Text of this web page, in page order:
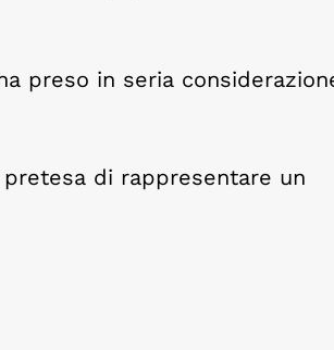
preso in seria
di rappresentare un